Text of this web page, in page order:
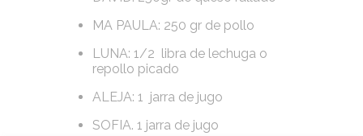
MA PAULA: 250 gr de pollo
LUNA: 1/2 libra de lechuga o
repollo picado
ALEJA: 1 jarra de jugo
SOFIA. 1 jarra de jugo